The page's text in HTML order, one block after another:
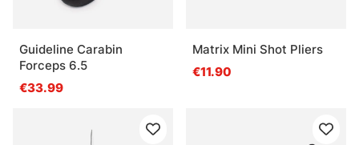
Guideline Carabin
Forceps 6.5
€33.99
Matrix Mini Shot Pliers
€11.90